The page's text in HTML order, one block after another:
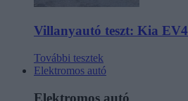
Villanyautó teszt: Kia
További tesztek
Elektromos autó
Elektromos autó